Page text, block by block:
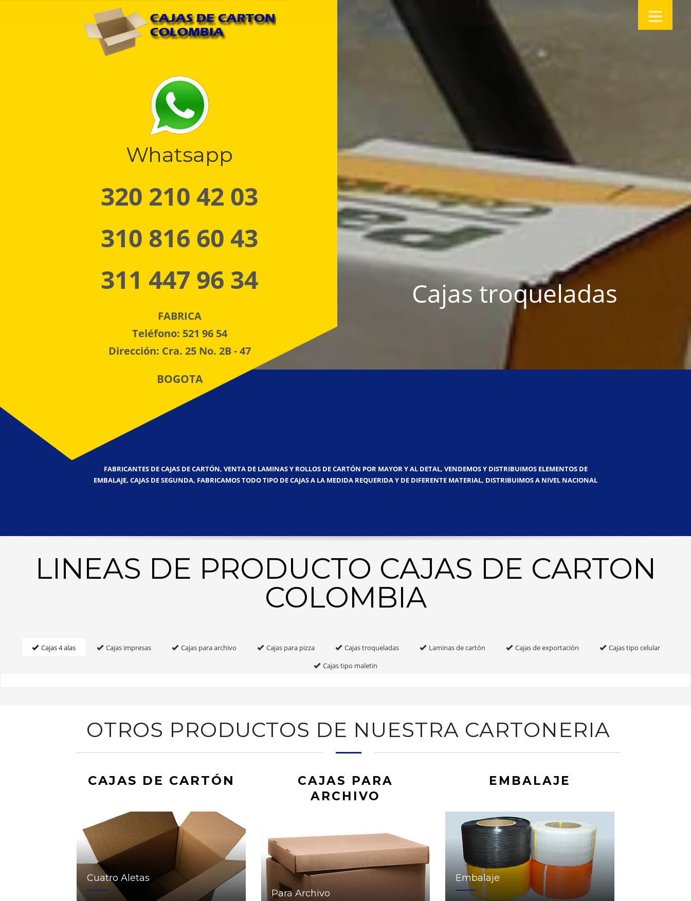
Whatsapp
320 210 42 03
310 816 60 43
311 447 96 34
FABRICA
Teléfono: 521 96 54
Dirección: Cra. 25 No. 2B - 47
BOGOTA
Cajas troqueladas
FABRICANTES DE CAJAS DE CARTÓN, VENTA DE LAMINAS Y ROLLOS DE CARTÓN POR MAYOR Y AL DETAL, VENDEMOS Y DISTRIBUIMOS ELEMENTOS DE
EMBALAJE, CAJAS DE SEGUNDA, FABRICAMOS TODO TIPO DE CAJAS A LA MEDIDA REQUERIDA Y DE DIFERENTE MATERIAL, DISTRIBUIMOS A NIVEL NACIONAL
LINEAS DE PRODUCTO CAJAS DE CARTON
COLOMBIA
Cajas 4 alas Cajas impresas Cajas para archivo Cajas para pizza Cajas troqueladas Laminas de cartón Cajas de exportación
Cajas tipo celular
Cajas tipo maletin
OTROS PRODUCTOS DE NUESTRA CARTONERIA
CAJAS DE CARTÓN
Cuatro Aletas
CAJAS PARA
ARCHIVO
Para Archivo
EMBALAJE
Embalaje